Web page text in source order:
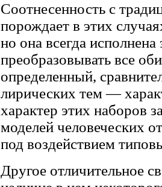
Соотнесенность с
порождает в этих
но она всегда
преобразовывать все
определенный,
лирических тем —
характер этих наборов
моделей человеческих
под воздействием
Другое отличительное